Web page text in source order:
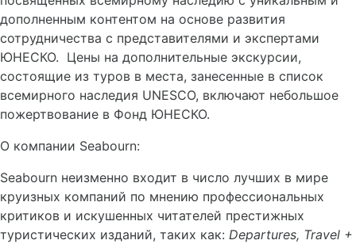
дополненным контентом на основе развития
сотрудничества с представителями и экспертами
ЮНЕСКО. Цены на дополнительные экскурсии,
состоящие из туров в места, занесенные в список
всемирного наследия UNESCO, включают небольшое
пожертвование в Фонд ЮНЕСКО.
О компании Seabourn:
Seabourn неизменно входит в число лучших в мире
круизных компаний по мнению профессиональных
критиков и искушенных читателей престижных
туристических изданий, таких как: Departures, Travel +